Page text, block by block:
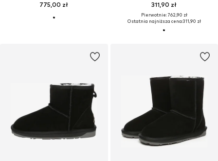
775,00 zł 311,90 zł
Pierwotnie: 762,90 zł
Ostatnia najniższa cena:311,90 zł